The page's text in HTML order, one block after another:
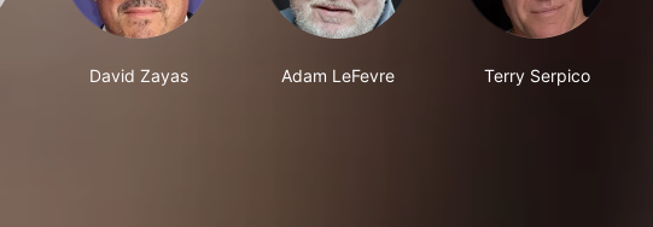
David Zayas Adam LeFevre Terry Serpico